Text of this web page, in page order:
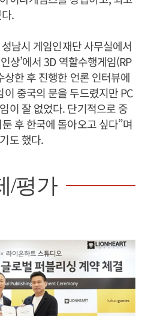
.
남시 게임인재단 사무실에서
상’에서 3D 역할수행게임(RP
한 후 진행한 언론 인터뷰에
중국의 문을 두드렸지만 PC
이 잘 없었다. 단기적으로 중
후 한국에 돌아오고 싶다”며
도 했다.
/평가